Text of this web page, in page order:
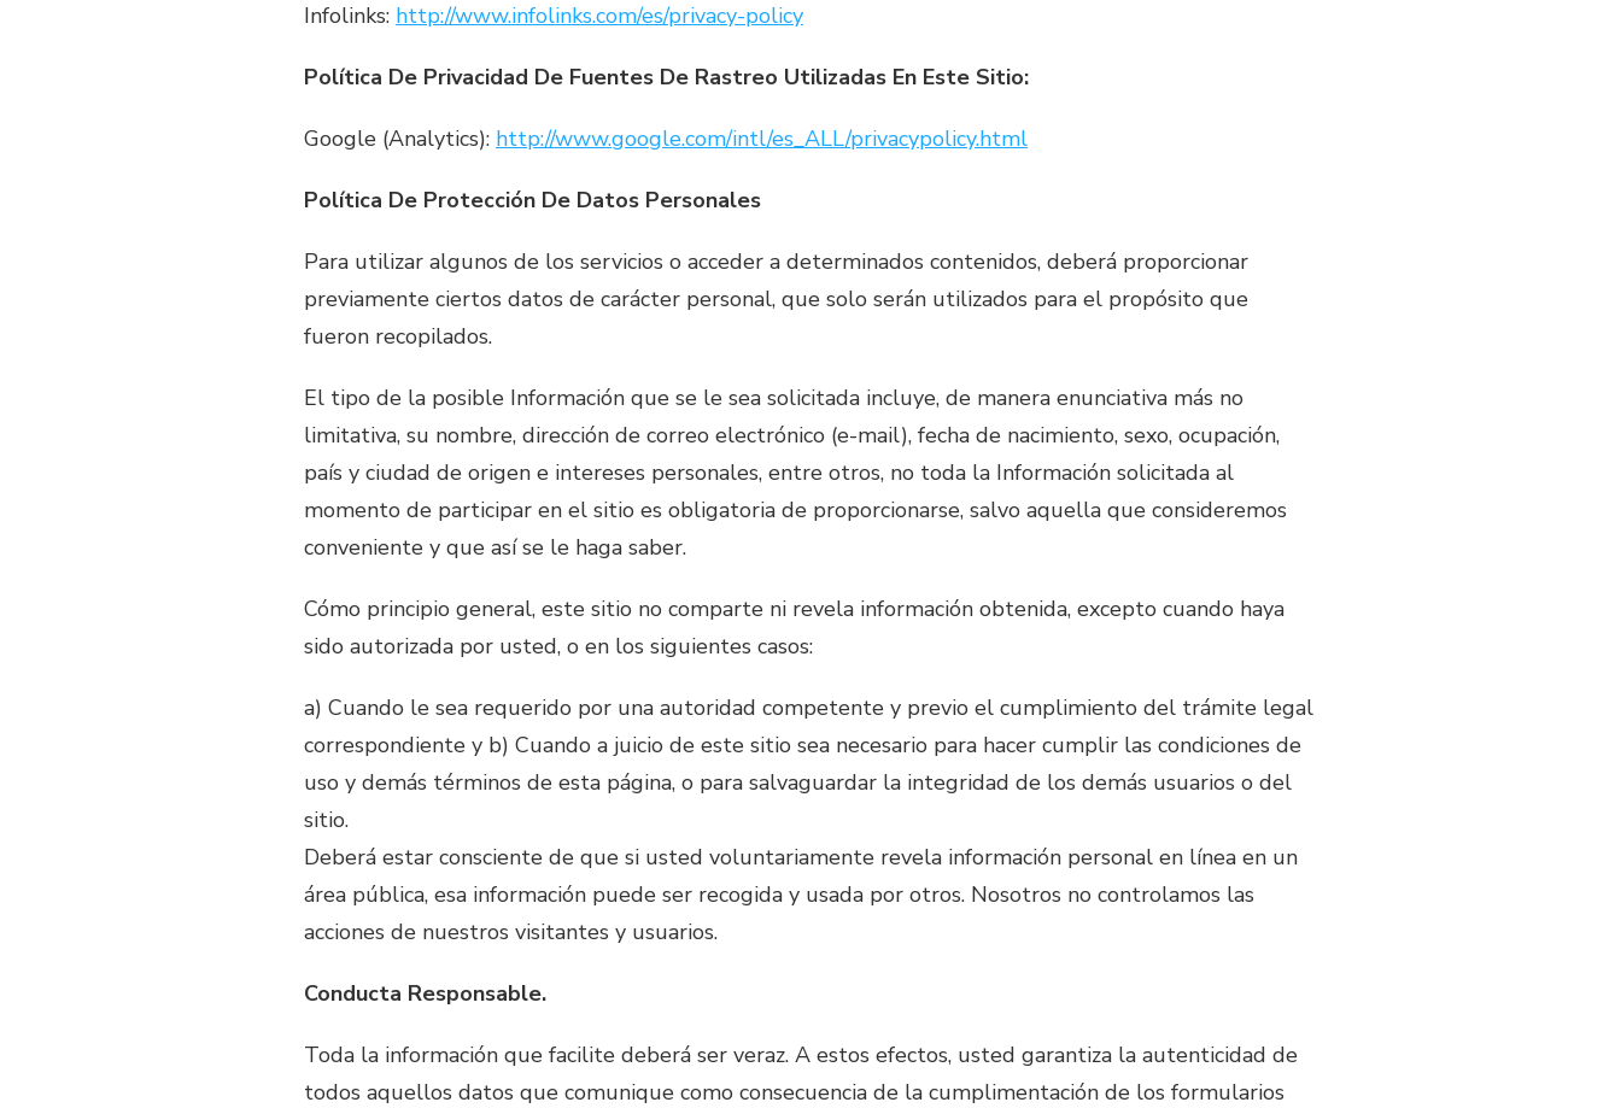
Infolinks: http://www.infolinks.com/es/privacy-policy
Política De Privacidad De Fuentes De Rastreo Utilizadas En Este Sitio:
Google (Analytics): http://www.google.com/intl/es_ALL/privacypolicy.html
Política De Protección De Datos Personales
Para utilizar algunos de los servicios o acceder a determinados contenidos, deberá proporcionar
previamente ciertos datos de carácter personal, que solo serán utilizados para el propósito que
fueron recopilados.
El tipo de la posible Información que se le sea solicitada incluye, de manera enunciativa más no
limitativa, su nombre, dirección de correo electrónico (e-mail), fecha de nacimiento, sexo, ocupación,
país y ciudad de origen e intereses personales, entre otros, no toda la Información solicitada al
momento de participar en el sitio es obligatoria de proporcionarse, salvo aquella que consideremos
conveniente y que así se le haga saber.
Cómo principio general, este sitio no comparte ni revela información obtenida, excepto cuando haya
sido autorizada por usted, o en los siguientes casos:
a) Cuando le sea requerido por una autoridad competente y previo el cumplimiento del trámite legal
correspondiente y b) Cuando a juicio de este sitio sea necesario para hacer cumplir las condiciones de
uso y demás términos de esta página, o para salvaguardar la integridad de los demás usuarios o del
sitio.
Deberá estar consciente de que si usted voluntariamente revela información personal en línea en un
área pública, esa información puede ser recogida y usada por otros. Nosotros no controlamos las
acciones de nuestros visitantes y usuarios.
Conducta Responsable.
Toda la información que facilite deberá ser veraz. A estos efectos, usted garantiza la autenticidad de
todos aquellos datos que comunique como consecuencia de la cumplimentación de los formularios